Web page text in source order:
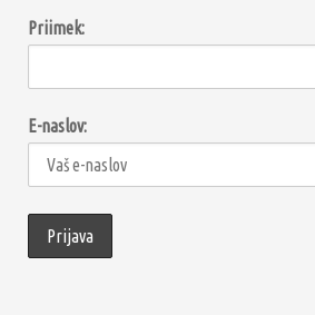
Priimek:
E-naslov: